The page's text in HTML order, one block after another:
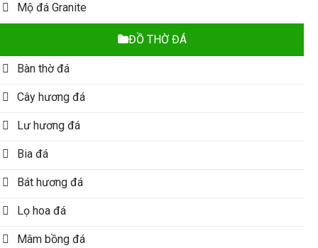
Mộ đá Granite
ĐỒ THỜ ĐÁ
Bàn thờ đá
Cây hương đá
Lư hương đá
Bia đá
Bát hương đá
Lọ hoa đá
Mâm bồng đá